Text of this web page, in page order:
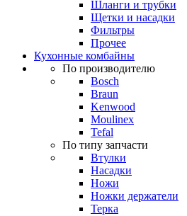
Шланги и трубки
Щетки и насадки
Фильтры
Прочее
Кухонные комбайны
По производителю
Bosch
Braun
Kenwood
Moulinex
Tefal
По типу запчасти
Втулки
Насадки
Ножи
Ножки держатели
Терка